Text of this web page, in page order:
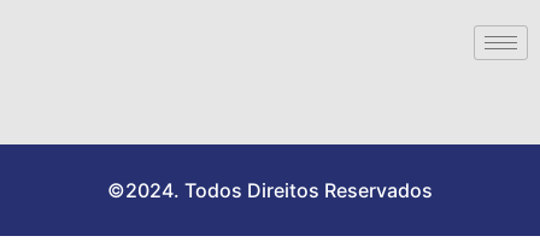
©2024. Todos Direitos Reservados